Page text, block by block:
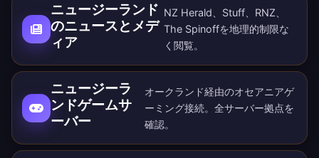
ニュージーランド
のニュースとメデ
ィア
NZ Herald、Stuff、RNZ、
The Spinoffを地理的制限な
く閲覧。
ニュージーラ
ンドゲームサ
ーバー
オークランド経由のオセアニアゲ
ーミング接続。全サーバー拠点を
確認。